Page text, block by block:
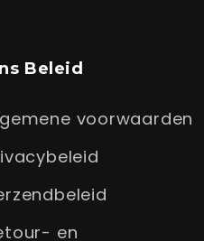
Beleid
voorwaarden
en